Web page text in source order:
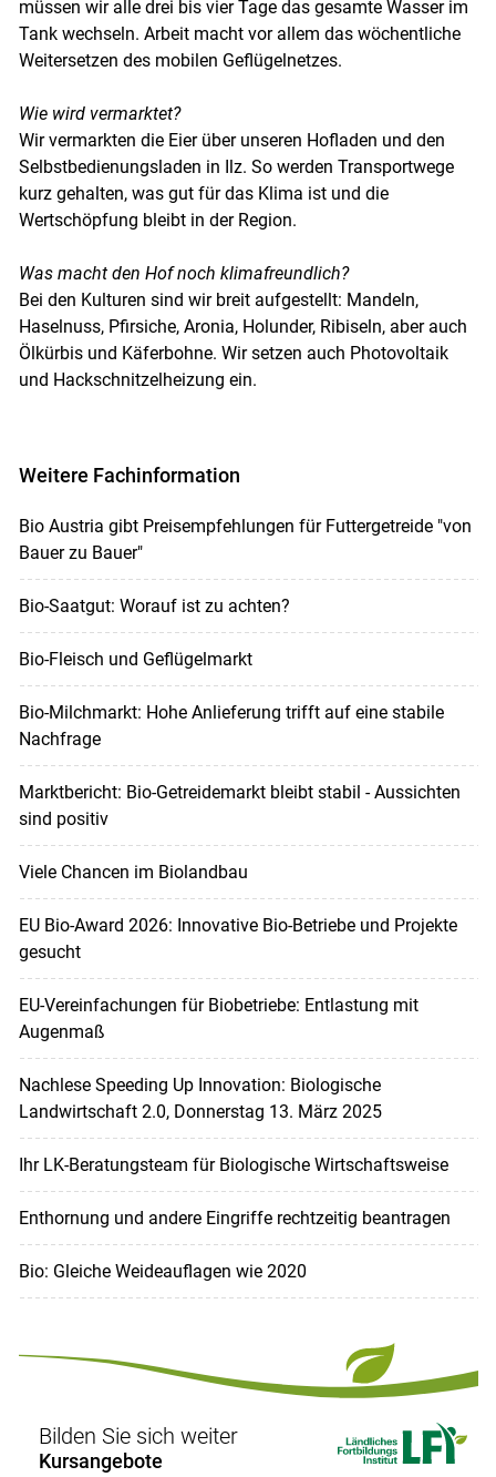
müssen wir alle drei bis vier Tage das gesamte Wasser im
Tank wechseln. Arbeit macht vor allem das wöchentliche
Weitersetzen des mobilen Geflügelnetzes.
Wie wird vermarktet?
Wir vermarkten die Eier über unseren Hofladen und den
Selbstbedienungsladen in Ilz. So werden Transportwege
kurz gehalten, was gut für das Klima ist und die
Wertschöpfung bleibt in der Region.
Was macht den Hof noch klimafreundlich?
Bei den Kulturen sind wir breit aufgestellt: Mandeln,
Haselnuss, Pfirsiche, Aronia, Holunder, Ribiseln, aber auch
Ölkürbis und Käferbohne. Wir setzen auch Photovoltaik
und Hackschnitzelheizung ein.
Weitere Fachinformation
Bio Austria gibt Preisempfehlungen für Futtergetreide "von
Bauer zu Bauer"
Bio-Saatgut: Worauf ist zu achten?
Bio-Fleisch und Geflügelmarkt
Bio-Milchmarkt: Hohe Anlieferung trifft auf eine stabile
Nachfrage
Marktbericht: Bio-Getreidemarkt bleibt stabil - Aussichten
sind positiv
Viele Chancen im Biolandbau
EU Bio-Award 2026: Innovative Bio-Betriebe und Projekte
gesucht
EU-Verein­fachungen für Biobetriebe: Entlastung mit
Augenmaß
Nachlese Speeding Up Innovation: Biologische
Landwirtschaft 2.0, Donnerstag 13. März 2025
Ihr LK-Beratungsteam für Biologische Wirtschaftsweise
Enthornung und andere Eingriffe rechtzeitig beantragen
Bio: Gleiche Weideauflagen wie 2020
Bilden Sie sich weiter
Kursangebote